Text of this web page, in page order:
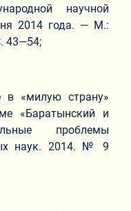
научной
2014 года. — М.:
43—54;
в «милую страну»
«Баратынский и
проблемы
наук. 2014. № 9